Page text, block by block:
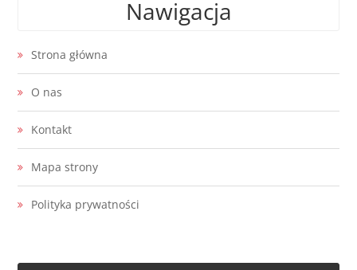
Nawigacja
Strona główna
O nas
Kontakt
Mapa strony
Polityka prywatności